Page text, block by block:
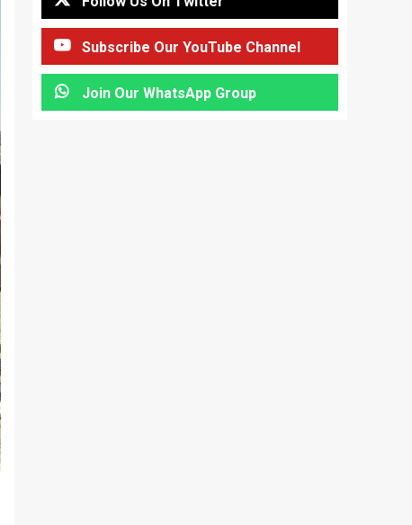
Subscribe Our YouTube Channel
Join Our WhatsApp Group